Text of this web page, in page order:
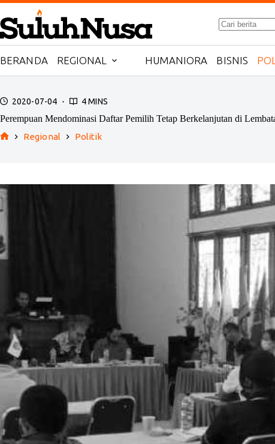
Skip
to
content
No
BERANDA REGIONAL HUMANIORA BISNIS
2020-07-04 4 MINS
Perempuan Mendominasi Daftar Pemilih Tetap Berkelanjutan di
Regional Politik